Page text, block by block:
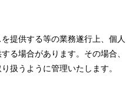
提供する等の業務遂行上、個人
る場合があります。その場合、
扱うように管理いたします。